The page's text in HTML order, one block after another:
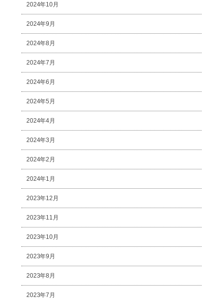
2024年10月
2024年9月
2024年8月
2024年7月
2024年6月
2024年5月
2024年4月
2024年3月
2024年2月
2024年1月
2023年12月
2023年11月
2023年10月
2023年9月
2023年8月
2023年7月